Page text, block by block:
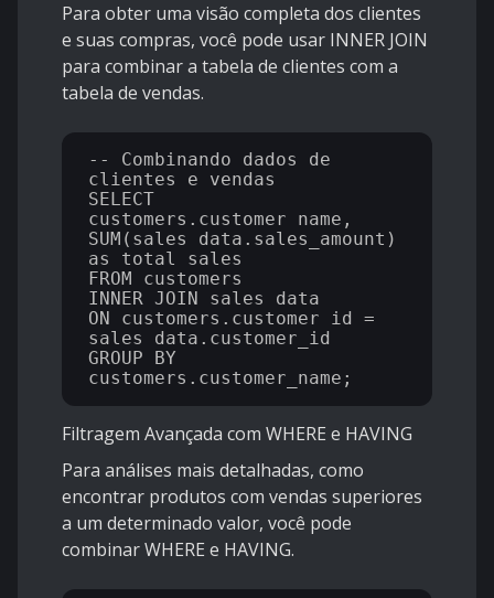
Para obter uma visão completa dos clientes
e suas compras, você pode usar INNER JOIN
para combinar a tabela de clientes com a
tabela de vendas.
-- Combinando dados de
clientes e vendas
SELECT
customers.customer_name,
SUM(sales_data.sales_amount)
as total_sales
FROM customers
INNER JOIN sales_data
ON customers.customer_id =
sales_data.customer_id
GROUP BY
Filtragem Avançada com WHERE e HAVING
Para análises mais detalhadas, como
encontrar produtos com vendas superiores
a um determinado valor, você pode
combinar WHERE e HAVING.